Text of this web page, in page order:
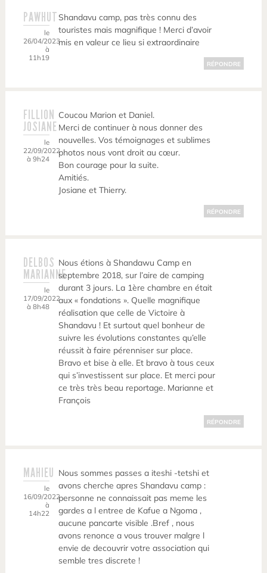
PAWHUT
le
26/04/2023
à
11h19
Shandavu camp, pas très connu des
touristes mais magnifique ! Merci d’avoir
mis en valeur ce lieu si extraordinaire
RÉPONDRE
FILLION
JOSIANE
le
22/09/2022
à 9h24
Coucou Marion et Daniel.
Merci de continuer à nous donner des
nouvelles. Vos témoignages et sublimes
photos nous vont droit au cœur.
Bon courage pour la suite.
Amitiés.
Josiane et Thierry.
RÉPONDRE
DELBOS
MARIANNE
le
17/09/2022
à 8h48
Nous étions à Shandawu Camp en
septembre 2018, sur l’aire de camping
durant 3 jours. La 1ère chambre en était
aux « fondations ». Quelle magnifique
réalisation que celle de Victoire à
Shandavu ! Et surtout quel bonheur de
suivre les évolutions constantes qu’elle
réussit à faire pérenniser sur place.
Bravo et bise à elle. Et bravo à tous ceux
qui s’investissent sur place. Et merci pour
ce très très beau reportage. Marianne et
François
RÉPONDRE
MAHIEU
le
16/09/2022
à
14h22
Nous sommes passes a iteshi -tetshi et
avons cherche apres Shandavu camp :
personne ne connaissait pas meme les
gardes a l entree de Kafue a Ngoma ,
aucune pancarte visible .Bref , nous
avons renonce a vous trouver malgre l
envie de decouvrir votre association qui
semble tres discrete !